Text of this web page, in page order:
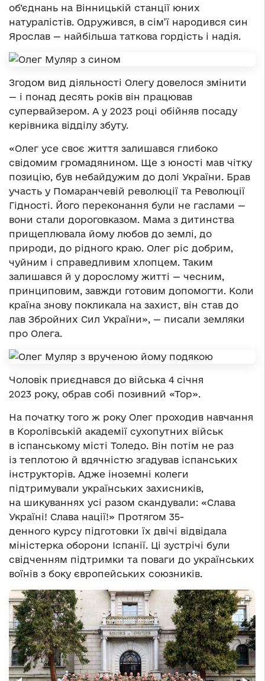
об’єднань на Вінницькій станції юних
натуралістів. Одружився, в сім’ї народився син
Ярослав — найбільша таткова гордість і надія.
Згодом вид діяльності Олегу довелося змінити
— і понад десять років він працював
супервайзером. А у 2023 році обійняв посаду
керівника відділу збуту.
«Олег усе своє життя залишався глибоко
свідомим громадянином. Ще з юності мав чітку
позицію, був небайдужим до долі України. Брав
участь у Помаранчевій революції та Революції
Гідності. Його переконання були не гаслами —
вони стали дороговказом. Мама з дитинства
прищеплювала йому любов до землі, до
природи, до рідного краю. Олег ріс добрим,
чуйним і справедливим хлопцем. Таким
залишався й у дорослому житті — чесним,
принциповим, завжди готовим допомогти. Коли
країна знову покликала на захист, він став до
лав Збройних Сил України», — писали земляки
про Олега.
Чоловік приєднався до війська 4 січня
2023 року, обрав собі позивний «Тор».
На початку того ж року Олег проходив навчання
в Королівській академії сухопутних військ
в іспанському місті Толедо. Він потім не раз
із теплотою й вдячністю згадував іспанських
інструкторів. Адже іноземні колеги
підтримували українських захисників,
на шикуваннях усі разом скандували: «Слава
Україні! Слава нації!» Протягом 35-
денного курсу підготовки їх двічі відвідала
міністерка оборони Іспанії. Ці зустрічі були
свідченням підтримки та поваги до українських
воїнів з боку європейських союзників.